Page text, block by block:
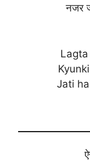
नजर
Jati